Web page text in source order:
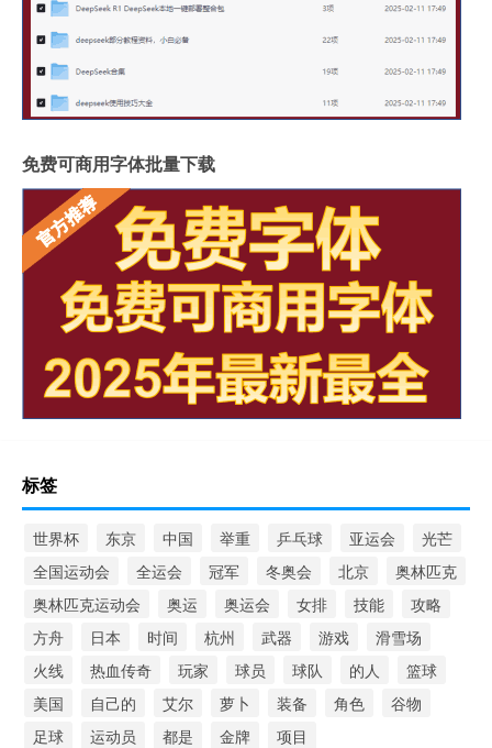
免费可商用字体批量下载
标签
世界杯 东京 中国 举重 乒乓球 亚运会
光芒
全国运动会
全运会 冠军 冬奥会 北京
奥林匹克
奥林匹克运动会
奥运 奥运会 女排 技能
攻略
方舟
日本 时间 杭州 武器 游戏
滑雪场
火线
热血传奇 玩家 球员 球队 的人
篮球
美国
自己的 艾尔 萝卜 装备 角色
谷物
足球
运动员 都是 金牌 项目